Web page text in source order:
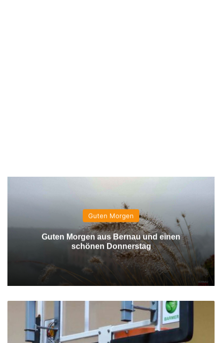
Guten Morgen
Guten Morgen aus Bernau und einen
schönen Donnerstag